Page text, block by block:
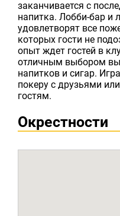
заканчивается с
напитка. Лобби-бар и
удовлетворят все
которых гости не
опыт ждет гостей в
отличным выбором
напитков и сигар.
покеру с друзьями
гостям.
Окрестности